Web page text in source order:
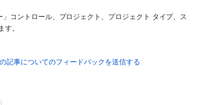
コントロール、プロジェクト、プロジェクト タイプ、ス
。
記事についてのフィードバックを送信する